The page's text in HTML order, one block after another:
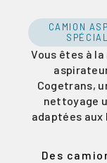
CAMION
Vous êtes à
Cogetrans,
nettoyage
adaptées aux
Des